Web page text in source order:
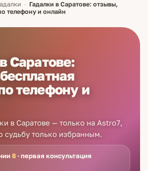
· Гадалки в Саратове: отзывы,
телефону и онлайн
Саратове:
телефону и
в Саратове — только на Astro7,
судьбу только избранным.
8 · первая консультация